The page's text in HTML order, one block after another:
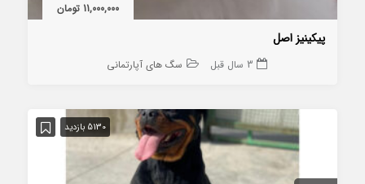
11,000,000 تومان
پیکینیز اصل
3 سال قبل سگ های آپارتمانی
5130 بازدید